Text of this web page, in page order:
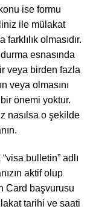
ise formu
ile mülakat
olmasıdır.
esnasında
veya birden fazla
veya olmasını
önemi yoktur.
nasılsa o şekilde
bulletin” adlı
aktif olup
Card başvurusu
tarihi ve saati